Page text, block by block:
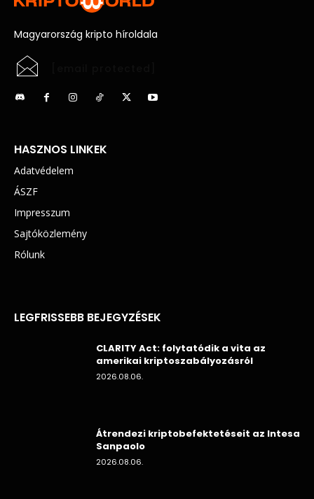
Magyarország kripto híroldala
HASZNOS LINKEK
Adatvédelem
ÁSZF
Impresszum
Sajtóközlemény
Rólunk
LEGFRISSEBB BEJEGYZÉSEK
CLARITY Act: folytatódik a vita az
amerikai kriptoszabályozásról
2026.08.06.
Átrendezi kriptobefektetéseit az Intesa
Sanpaolo
2026.08.06.